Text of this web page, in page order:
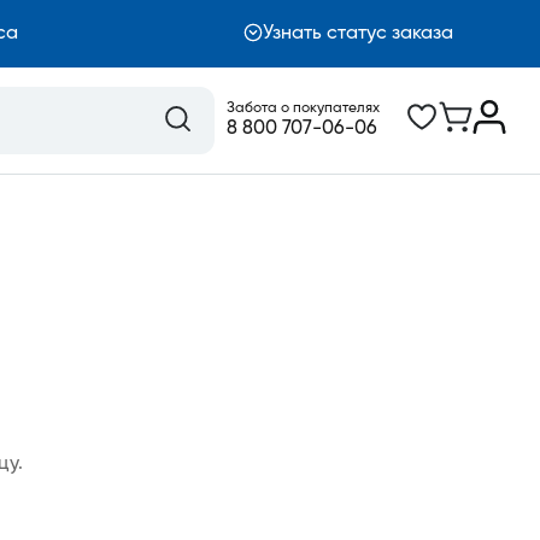
Узнать статус заказа
Забота о покупателях
8 800 707-06-06